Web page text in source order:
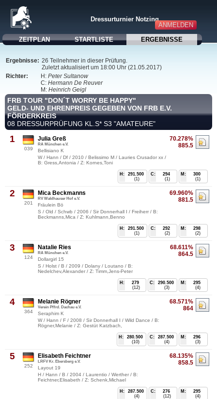
ANMELDEN
Dressurturnier Notzing
ZEITPLAN STARTLISTE ERGEBNISSE
Ergebnisse: 26 Teilnehmer in dieser Prüfung.
Zuletzt aktualisiert um 18:00 Uhr (21.05.2017)
Richter:
H: Peter Sultanow
C: Hermann De Reuver
M: Heinrich Geigl
FRB TOUR "DON´T WORRY BE HAPPY"
GELD- UND EHRENPREIS GEGEBEN VON FRB E.V.
FÖRDERKREIS
08 DRESSURPRÜFUNG KL.S* S3 "AMATEURE"
1
039
70.278%
885.5
Julia Greß
RA München e.V.
Bellisiano K
W / Hann / Df / 2010 / Belissimo M / Lauries Crusador xx /
B: Gress,Antonia / Z: Kornes,Toni
M:
300
(1)
C:
294
(1)
H:
291.500
(1)
2
201
69.960%
881.5
Mica Beckmanns
RV Waldhauser Hof e.V.
Fräulein Bö
S / Old / Schwb / 2006 / Sir Donnerhall I / Freiherr / B:
Beckmanns,Mica / Z: Kuhlmann,Benno
M:
298
(2)
C:
292
(2)
H:
291.500
(1)
3
124
68.611%
864.5
Natalie Ries
RA München e.V.
Dollargirl 15
S / Holst / B / 2009 / Dolany / Loutano / B:
Nedelchev,Alexander / Z: Timm,Jens-Peter
M:
295
(4)
C:
290.500
(3)
H:
279
(12)
4
364
68.571%
864
Melanie Rögner
Verein Pffrd. Dachau e.V.
Seraphim K
W / Hann / F / 2008 / Sir Donnerhall I / Wild Dance / B:
Rögner,Melanie / Z: Gestüt Katzbach,
M:
296
(3)
C:
287.500
(4)
H:
280.500
(10)
5
252
68.135%
858.5
Elisabeth Feichtner
LRFV Kr. Ebersberg e.V.
Layout 19
H / Hann / B / 2004 / Laurentio / Werther / B:
Feichtner,Elisabeth / Z: Schenk,Michael
M:
295
(4)
C:
276
(12)
H:
287.500
(4)